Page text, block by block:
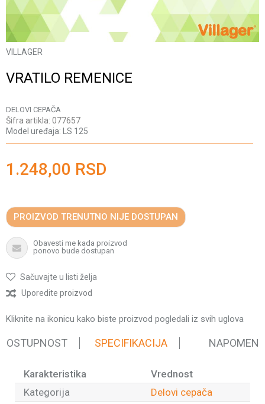
VILLAGER
VRATILO REMENICE
DELOVI CEPAČA
Šifra artikla: 077657
Model uređaja:
LS 125
1.248,00 RSD
PROIZVOD TRENUTNO NIJE DOSTUPAN
Obavesti me kada proizvod
ponovo bude dostupan
Sačuvajte u listi želja
Uporedite proizvod
Kliknite na ikonicu kako biste proizvod pogledali iz svih uglova
SPECIFIKACIJA NAPOMENA
Karakteristika
Vrednost
Kategorija
Delovi cepača